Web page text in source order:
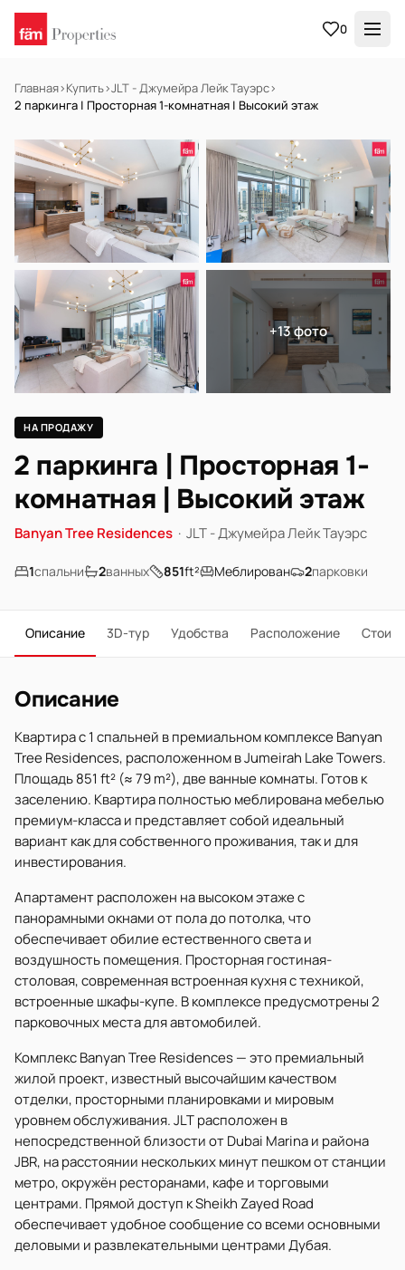
0
Главная›Купить›JLT - Джумейра Лейк Тауэрс›
2 паркинга | Просторная 1-комнатная | Высокий этаж
НА ПРОДАЖУ Готов к заселению
+13 фото
НА ПРОДАЖУ
2 паркинга | Просторная 1-
комнатная | Высокий этаж
Banyan Tree Residences · JLT - Джумейра Лейк Тауэрс
1спальни 2ванных 851ft² Меблирован 2парковки
Описание 3D-тур Удобства Расположение
Описание
Квартира с 1 спальней в премиальном комплексе Banyan
Tree Residences, расположенном в Jumeirah Lake Towers.
Площадь 851 ft² (≈ 79 m²), две ванные комнаты. Готов к
заселению. Квартира полностью меблирована мебелью
премиум-класса и представляет собой идеальный
вариант как для собственного проживания, так и для
инвестирования.
Апартамент расположен на высоком этаже с
панорамными окнами от пола до потолка, что
обеспечивает обилие естественного света и
воздушность помещения. Просторная гостиная-
столовая, современная встроенная кухня с техникой,
встроенные шкафы-купе. В комплексе предусмотрены 2
парковочных места для автомобилей.
Комплекс Banyan Tree Residences — это премиальный
жилой проект, известный высочайшим качеством
отделки, просторными планировками и мировым
уровнем обслуживания. JLT расположен в
непосредственной близости от Dubai Marina и района
JBR, на расстоянии нескольких минут пешком от станции
метро, окружён ресторанами, кафе и торговыми
центрами. Прямой доступ к Sheikh Zayed Road
обеспечивает удобное сообщение со всеми основными
деловыми и развлекательными центрами Дубая.